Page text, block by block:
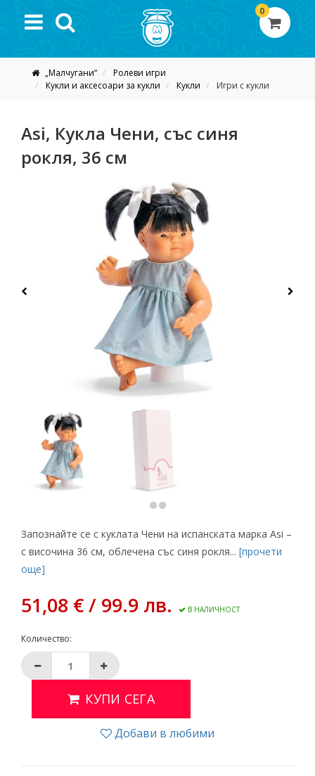
0
„Малчугани“
Ролеви игри
Кукли и аксесоари за кукли
Кукли Игри с кукли
Asi, Кукла Чени, със синя
рокля, 36 см
Запознайте се с куклата Чени на испанската марка Asi –
с височина 36 см, облечена със синя рокля... [прочети
още]
51,08 € / 99.9 лв. В НАЛИЧНОСТ
Количество:
КУПИ СЕГА
Добави в любими